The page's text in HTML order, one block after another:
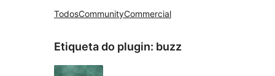
TodosCommunityCommercial
Etiqueta do plugin: buzz